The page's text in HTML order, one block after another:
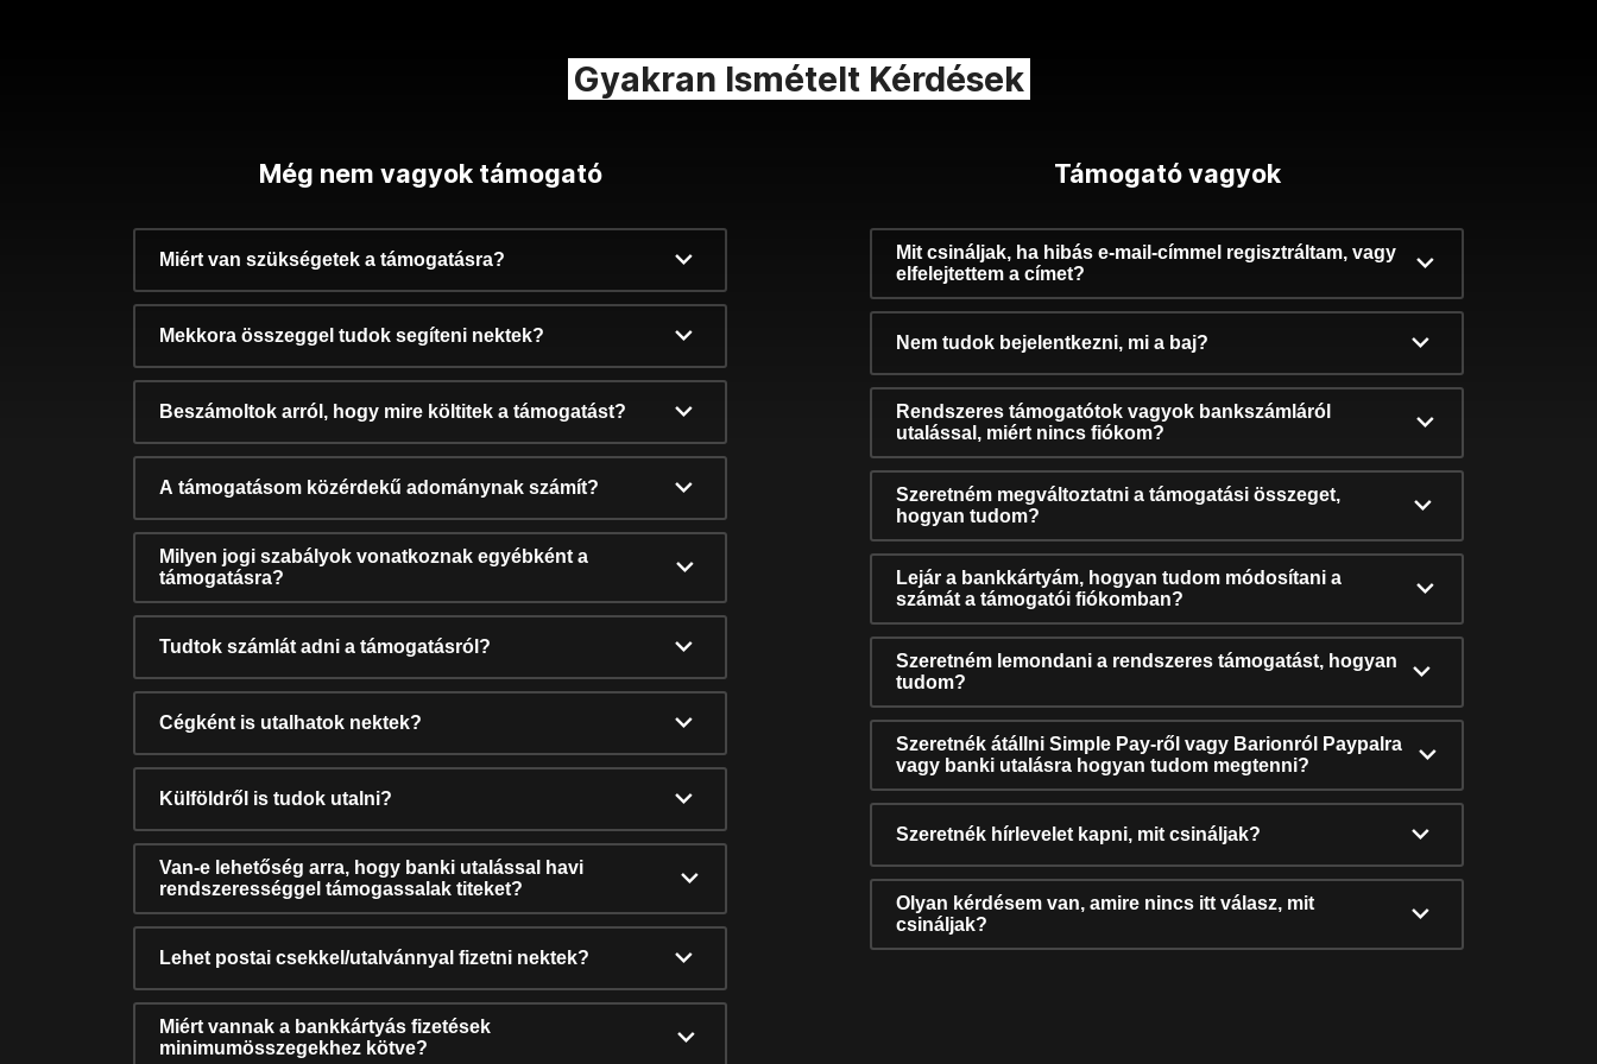
Gyakran Ismételt Kérdések
Még nem vagyok támogató
Miért van szükségetek a támogatásra?
Mekkora összeggel tudok segíteni nektek?
Beszámoltok arról, hogy mire költitek a támogatást?
A támogatásom közérdekű adománynak számít?
Milyen jogi szabályok vonatkoznak egyébként a
támogatásra?
Tudtok számlát adni a támogatásról?
Cégként is utalhatok nektek?
Külföldről is tudok utalni?
Van-e lehetőség arra, hogy banki utalással havi
rendszerességgel támogassalak titeket?
Lehet postai csekkel/utalvánnyal fizetni nektek?
Miért vannak a bankkártyás fizetések
minimumösszegekhez kötve?
Támogató vagyok
Mit csináljak, ha hibás e-mail-címmel regisztráltam, vagy
elfelejtettem a címet?
Nem tudok bejelentkezni, mi a baj?
Rendszeres támogatótok vagyok bankszámláról
utalással, miért nincs fiókom?
Szeretném megváltoztatni a támogatási összeget,
hogyan tudom?
Lejár a bankkártyám, hogyan tudom módosítani a
számát a támogatói fiókomban?
Szeretném lemondani a rendszeres támogatást, hogyan
tudom?
Szeretnék átállni Simple Pay-ről vagy Barionról Paypalra
vagy banki utalásra hogyan tudom megtenni?
Szeretnék hírlevelet kapni, mit csináljak?
Olyan kérdésem van, amire nincs itt válasz, mit
csináljak?